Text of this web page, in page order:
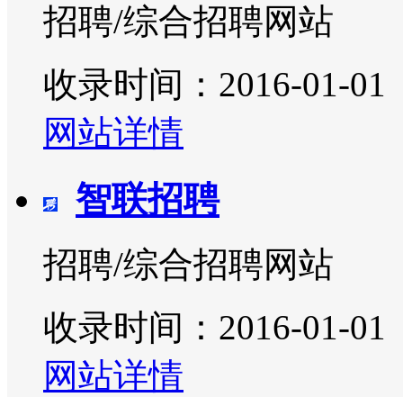
招聘/综合招聘网站
收录时间：2016-01-01
网站详情
智联招聘
招聘/综合招聘网站
收录时间：2016-01-01
网站详情